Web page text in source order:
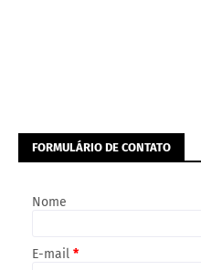
FORMULÁRIO DE CONTATO
Nome
E-mail *